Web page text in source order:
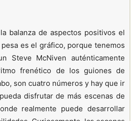
balanza de aspectos positivos el
es el gráfico, porque tenemos
Steve McNiven auténticamente
frenético de los guiones de
son cuatro números y hay que ir
disfrutar de más escenas de
realmente puede desarrollar